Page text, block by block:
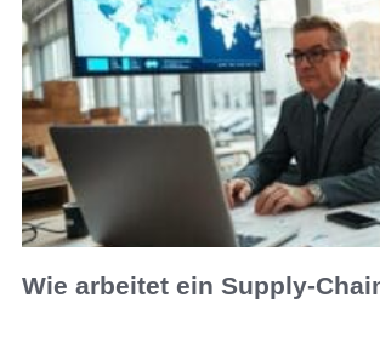
Wie arbeitet ein Supply-